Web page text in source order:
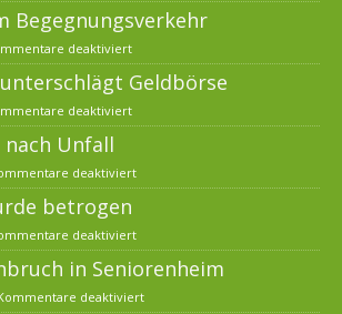
Begegnungsverkehr
deaktiviert
Geldbörse
deaktiviert
Unfall
deaktiviert
betrogen
deaktiviert
in Seniorenheim
deaktiviert